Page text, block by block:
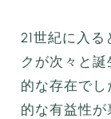
21世紀に入
クが次々と
的な存在で
的な有益性